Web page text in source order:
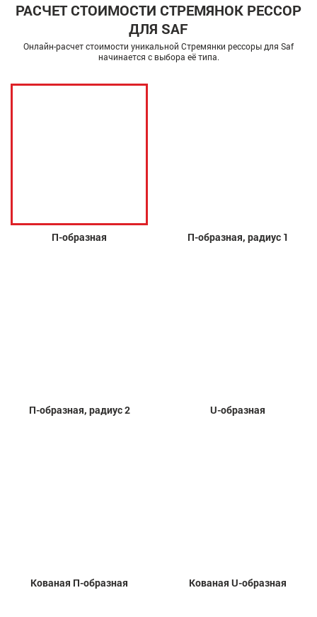
РАСЧЕТ СТОИМОСТИ СТРЕМЯНОК РЕССОР
ДЛЯ SAF
Онлайн-расчет стоимости уникальной Стремянки рессоры для Saf
начинается с выбора её типа.
П-образная П-образная, радиус 1
П-образная, радиус 2 U-образная
Кованая П-образная Кованая U-образная